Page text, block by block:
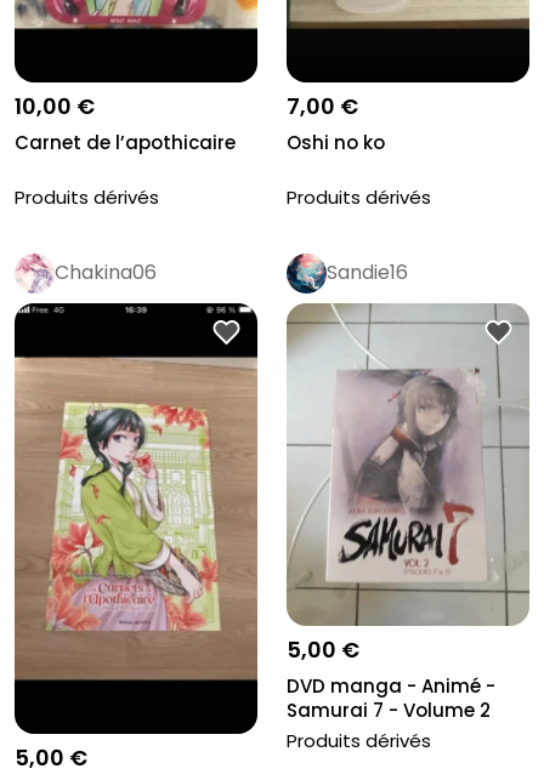
10,00 €
Carnet de l’apothicaire
Produits dérivés
7,00 €
Oshi no ko
Produits dérivés
Chakina06
5,00 €
Sandie16
5,00 €
DVD manga - Animé -
Samurai 7 - Volume 2
Neuf
Produits dérivés